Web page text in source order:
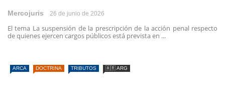
Mercojuris 26 de junio de 2026
El tema La suspensión de la prescripción de la acción penal respecto
de quienes ejercen cargos públicos está prevista en ...
ARCA DOCTRINA TRIBUTOS 🇦🇷 ARG